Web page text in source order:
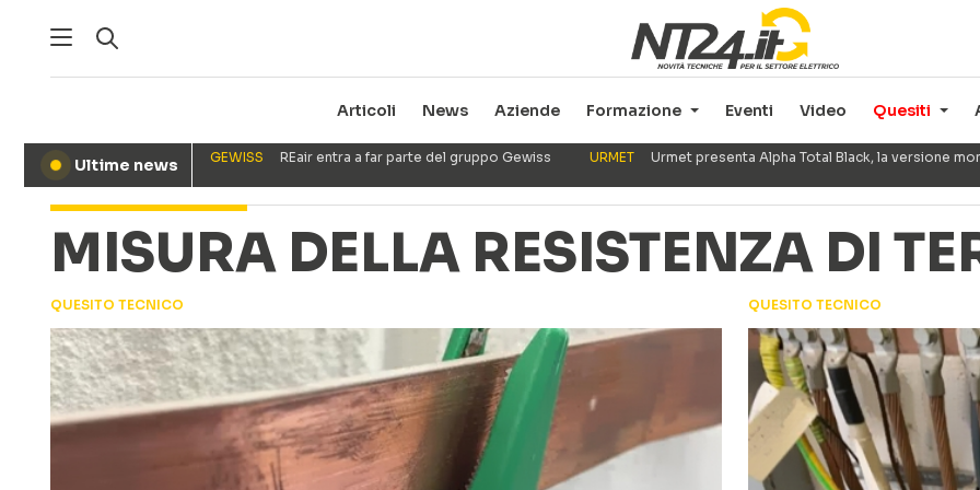
Articoli News Aziende Formazione Eventi Video Quesiti
● Ultime news GEWISS REair entra a far parte del gruppo Gewiss URMET Urmet presenta Alpha Total Black, la versione
MISURA DELLA RESISTENZA DI
QUESITO TECNICO QUESITO TECNICO